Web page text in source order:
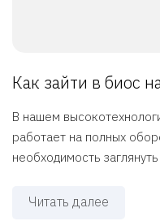
Как зайти в биос
В нашем
работает на полных
необходимость заглянуть
Читать далее